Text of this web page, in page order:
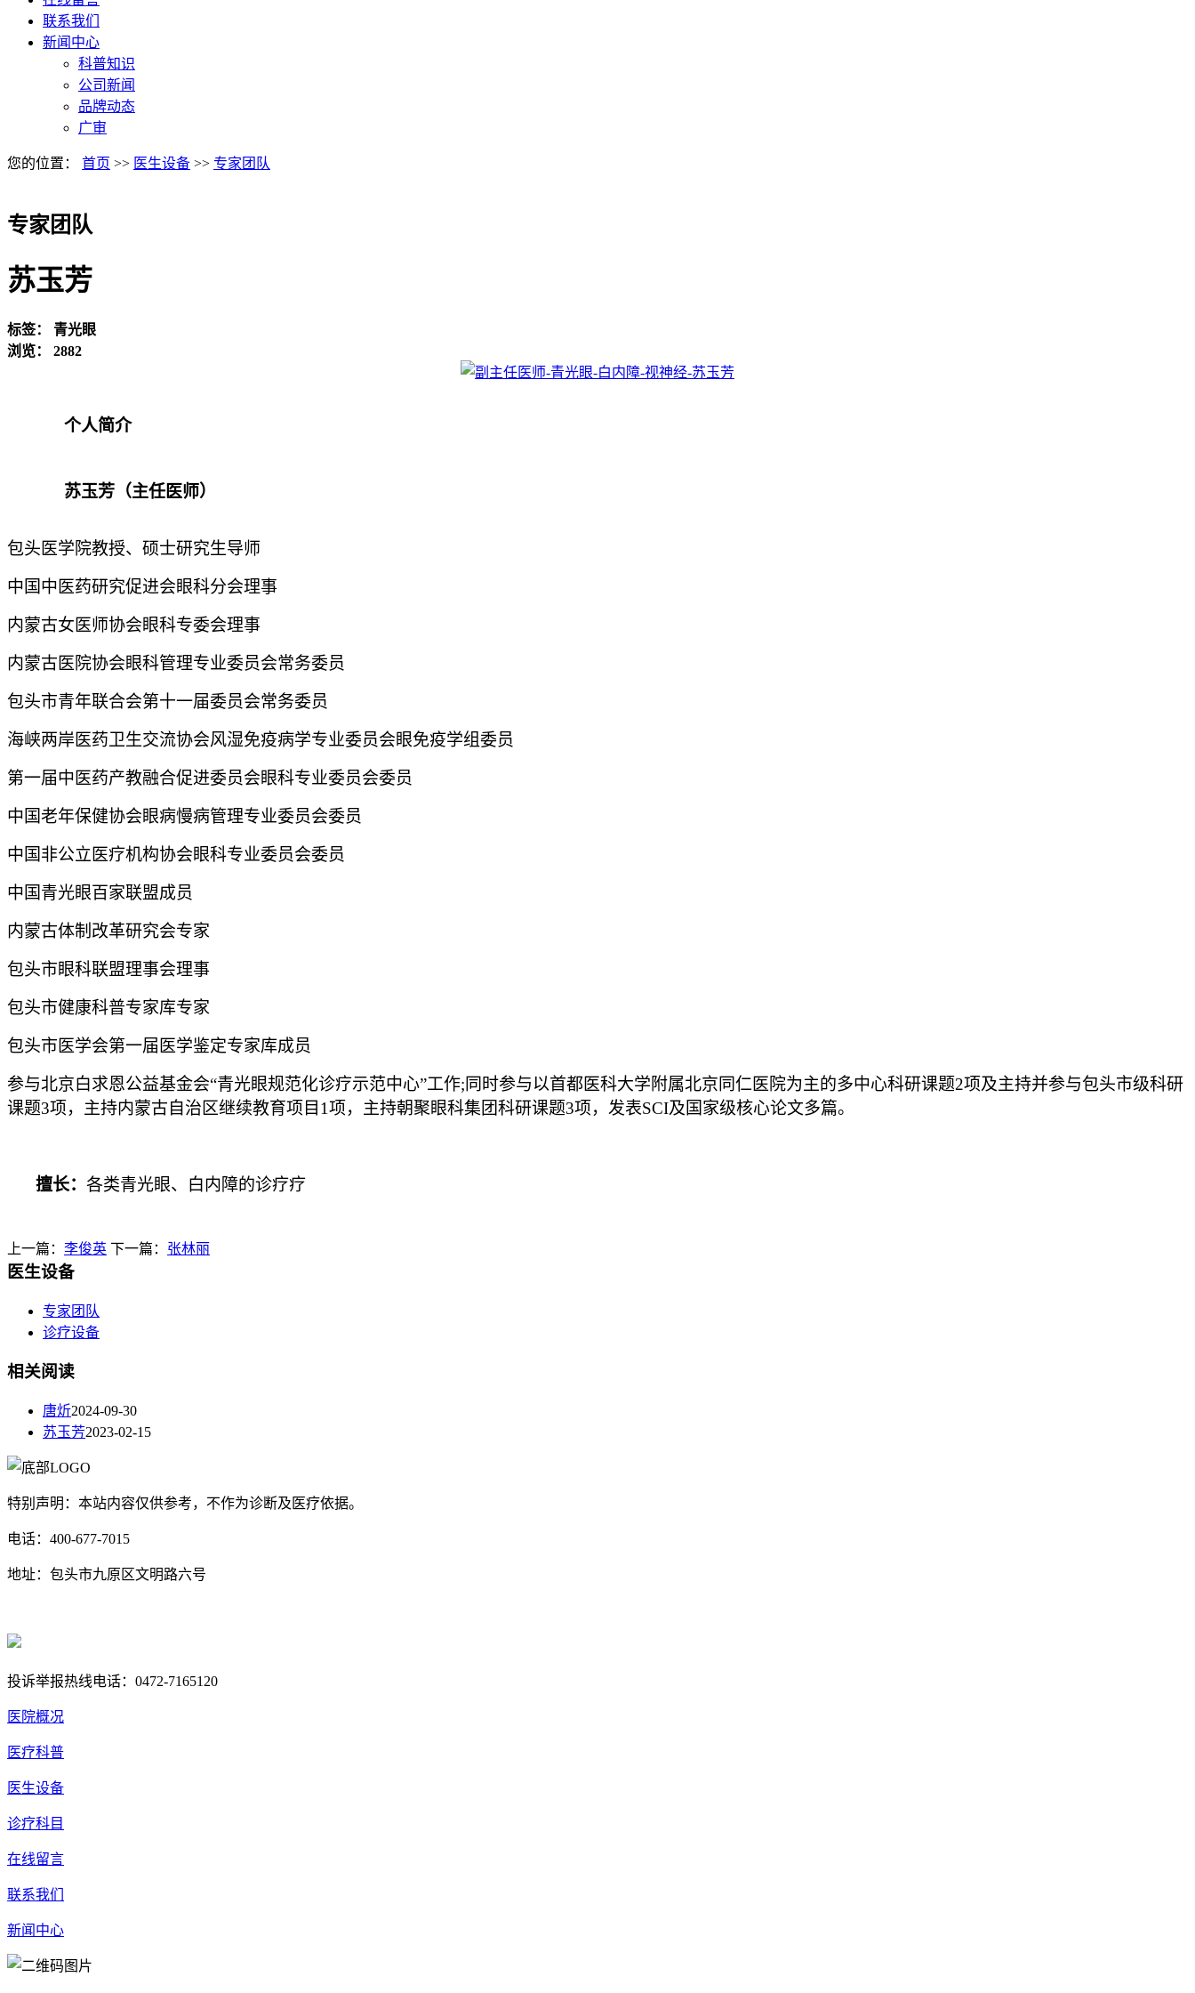
联系我们
新闻中心
科普知识
公司新闻
品牌动态
广审
您的位置： 首页 >> 医生设备 >> 专家团队
专家团队
苏玉芳
标签： 青光眼
浏览： 2882
个人简介
苏玉芳（主任医师）
包头医学院教授、硕士研究生导师
中国中医药研究促进会眼科分会理事
内蒙古女医师协会眼科专委会理事
内蒙古医院协会眼科管理专业委员会常务委员
包头市青年联合会第十一届委员会常务委员
海峡两岸医药卫生交流协会风湿免疫病学专业委员会眼免疫学组委员
第一届中医药产教融合促进委员会眼科专业委员会委员
中国老年保健协会眼病慢病管理专业委员会委员
中国非公立医疗机构协会眼科专业委员会委员
中国青光眼百家联盟成员
内蒙古体制改革研究会专家
包头市眼科联盟理事会理事
包头市健康科普专家库专家
包头市医学会第一届医学鉴定专家库成员
参与北京白求恩公益基金会“青光眼规范化诊疗示范中心”工作;同时参与以首都医科大学附属北京同仁医院为主的多中心科研课题2项及主持并参与包头市级科研
课题3项，主持内蒙古自治区继续教育项目1项，主持朝聚眼科集团科研课题3项，发表SCI及国家级核心论文多篇。
擅长： 各类青光眼、白内障的诊疗疗
上一篇： 李俊英 下一篇： 张林丽
医生设备
专家团队
诊疗设备
相关阅读
唐炘2024-09-30
苏玉芳2023-02-15
特别声明：本站内容仅供参考，不作为诊断及医疗依据。
电话：400-677-7015
地址：包头市九原区文明路六号
投诉举报热线电话：0472-7165120
医院概况
医疗科普
医生设备
诊疗科目
在线留言
联系我们
新闻中心